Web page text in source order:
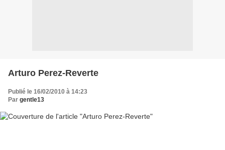
Arturo Perez-Reverte
Publié le 16/02/2010 à 14:23
Par gentle13